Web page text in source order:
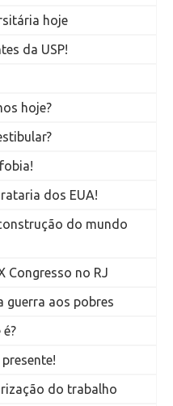
hoje
da USP!
hoje?
dos EUA!
do mundo
Congresso no RJ
guerra aos pobres
do trabalho